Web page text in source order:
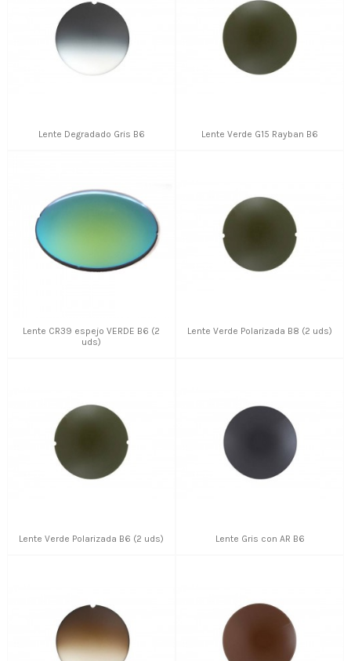
Lente Degradado Gris B6 Lente Verde G15 Rayban B6
Lente CR39 espejo VERDE B6 (2
uds)
Lente Verde Polarizada B8 (2 uds)
Lente Verde Polarizada B6 (2 uds) Lente Gris con AR B6